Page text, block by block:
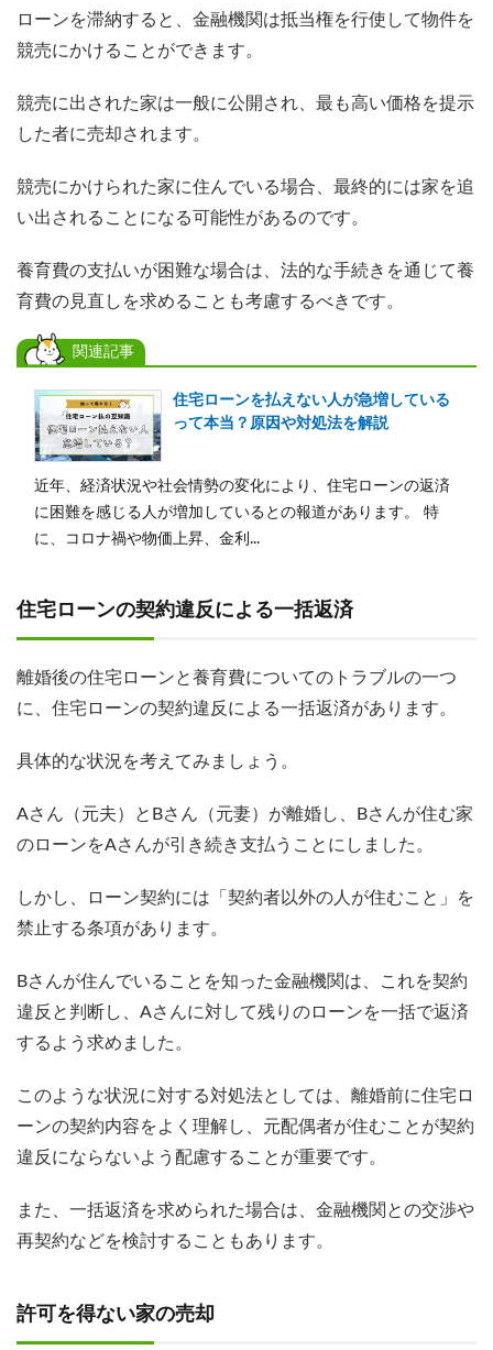
ローンを滞納すると、金融機関は抵当権を行使して物件を
競売にかけることができます。
競売に出された家は一般に公開され、最も高い価格を提示
した者に売却されます。
競売にかけられた家に住んでいる場合、最終的には家を追
い出されることになる可能性があるのです。
養育費の支払いが困難な場合は、法的な手続きを通じて養
育費の見直しを求めることも考慮するべきです。
関連記事
住宅ローンを払えない人が急増している
って本当？原因や対処法を解説
近年、経済状況や社会情勢の変化により、​住宅ローンの返済
に困難を感じる人が増加しているとの報道があります。​ 特
に、コロナ禍や物価上昇、金利...
住宅ローンの契約違反による一括返済
離婚後の住宅ローンと養育費についてのトラブルの一つ
に、住宅ローンの契約違反による一括返済があります。
具体的な状況を考えてみましょう。
Aさん（元夫）とBさん（元妻）が離婚し、Bさんが住む家
のローンをAさんが引き続き支払うことにしました。
しかし、ローン契約には「契約者以外の人が住むこと」を
禁止する条項があります。
Bさんが住んでいることを知った金融機関は、これを契約
違反と判断し、Aさんに対して残りのローンを一括で返済
するよう求めました。
このような状況に対する対処法としては、離婚前に住宅ロ
ーンの契約内容をよく理解し、元配偶者が住むことが契約
違反にならないよう配慮することが重要です。
また、一括返済を求められた場合は、金融機関との交渉や
再契約などを検討することもあります。
許可を得ない家の売却